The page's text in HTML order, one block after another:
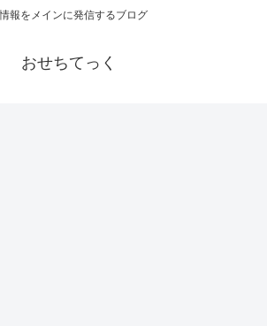
情報をメインに発信するブログ
おせちてっく